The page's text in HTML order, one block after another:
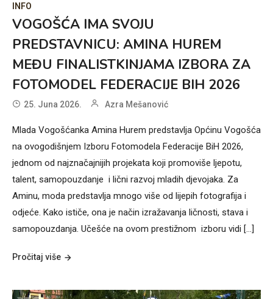
INFO
VOGOŠĆA IMA SVOJU
PREDSTAVNICU: AMINA HUREM
MEĐU FINALISTKINJAMA IZBORA ZA
FOTOMODEL FEDERACIJE BIH 2026
25. Juna 2026. Azra Mešanović
Mlada Vogošćanka Amina Hurem predstavlja Općinu Vogošća
na ovogodišnjem Izboru Fotomodela Federacije BiH 2026,
jednom od najznačajnijih projekata koji promoviše ljepotu,
talent, samopouzdanje i lični razvoj mladih djevojaka. Za
Aminu, moda predstavlja mnogo više od lijepih fotografija i
odjeće. Kako ističe, ona je način izražavanja ličnosti, stava i
samopouzdanja. Učešće na ovom prestižnom izboru vidi […]
Pročitaj više